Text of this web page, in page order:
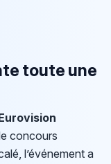
toute une
concours
l’événement a